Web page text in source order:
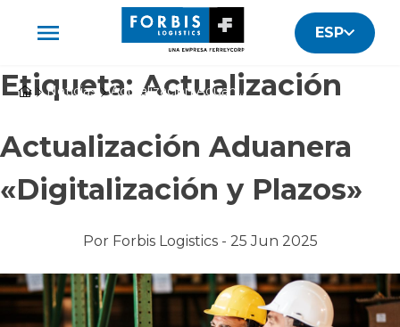
ESP
Etiqueta: Actualización
Noticias Actualización Aduanera "Digitalización y Plazos"
Actualización Aduanera
«Digitalización y Plazos»
Por Forbis Logistics - 25 Jun 2025